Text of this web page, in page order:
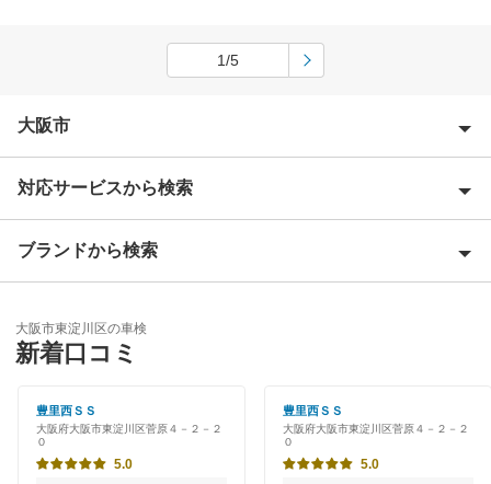
1/5
大阪市
大阪市旭区
大阪市生野区
大阪市北区
大阪市此花区
大阪市城東区
大阪市住之江区
対応サービスから検索
Award 受賞店
特典あり
新車初回割りあり
ブランドから検索
「車検の速太郎」
アップル車検
オートバックス
大阪市東淀川区の車検
新着口コミ
豊里西ＳＳ
大阪府大阪市東淀川区菅原４－２－２
０
5.0
豊里西ＳＳ
大阪府大阪市東淀川区菅原４－２－２
０
5.0